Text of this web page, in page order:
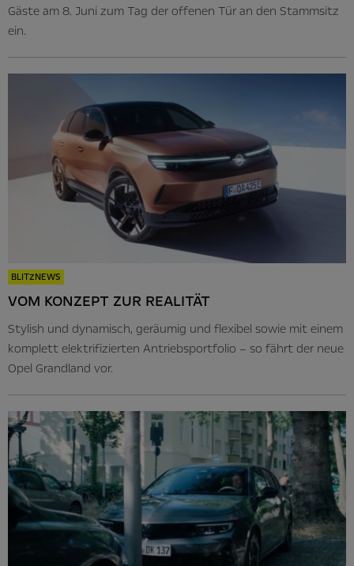
Gäste am 8. Juni zum Tag der offenen Tür an den Stammsitz
ein.
BLITZNEWS
VOM KONZEPT ZUR REALITÄT
Stylish und dynamisch, geräumig und flexibel sowie mit einem
komplett elektrifizierten Antriebsportfolio – so fährt der neue
Opel Grandland vor.